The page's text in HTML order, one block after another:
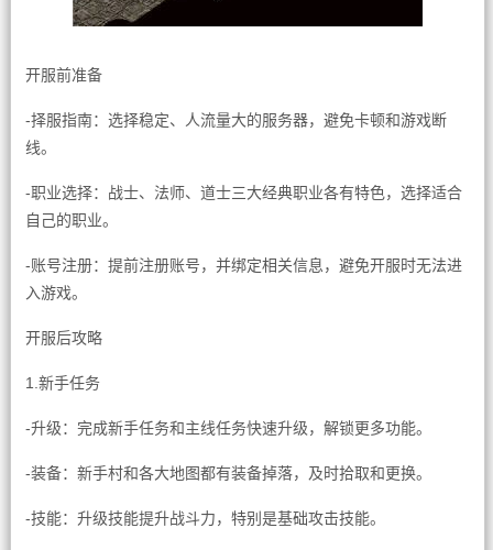
开服前准备
-择服指南：选择稳定、人流量大的服务器，避免卡顿和游戏断
线。
-职业选择：战士、法师、道士三大经典职业各有特色，选择适合
自己的职业。
-账号注册：提前注册账号，并绑定相关信息，避免开服时无法进
入游戏。
开服后攻略
1.新手任务
-升级：完成新手任务和主线任务快速升级，解锁更多功能。
-装备：新手村和各大地图都有装备掉落，及时拾取和更换。
-技能：升级技能提升战斗力，特别是基础攻击技能。